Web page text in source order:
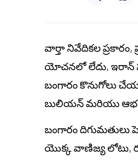
వార్తా నివేదికల ప్రకారం,
యోచనలో లేదు, ఇరాన్
బంగారం కొనుగోలు
బులియన్ మరియు
బంగారం దిగుమతులు
యొక్క వాణిజ్య లోటు,